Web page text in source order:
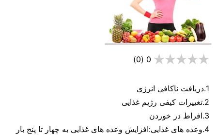
0
(0)
1.دریافت ناکافی انرژی
2.تغییرات کیفی رژیم غذایی
3.افراط در خوردن
4.وعده های غذایی:افزایش وعده های غذایی به چهار تا پنج بار